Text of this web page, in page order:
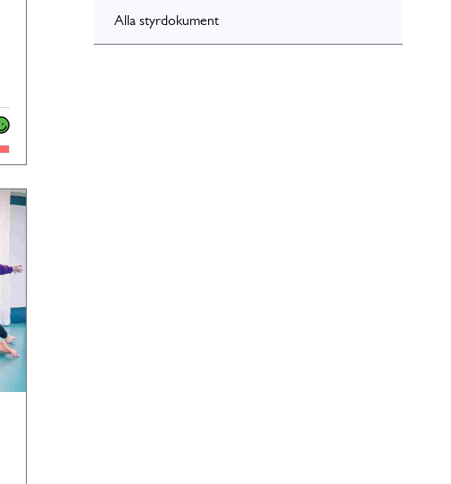
Alla styrdokument